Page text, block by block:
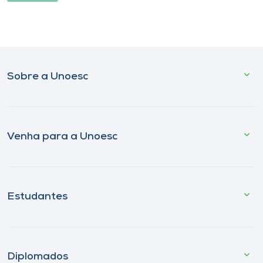
Sobre a Unoesc
Venha para a Unoesc
Estudantes
Diplomados